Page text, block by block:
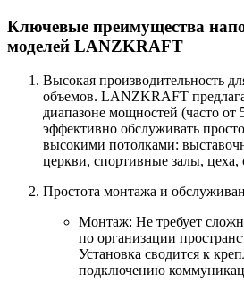
Ключевые преимущества
моделей LANZKRAFT
Высокая производительность
объемов. LANZKRAFT
диапазоне мощностей (часто
эффективно обслуживать
высокими потолками:
церкви, спортивные залы, цеха,
Простота монтажа и
Монтаж: Не требует
по организации
Установка сводится к
подключению